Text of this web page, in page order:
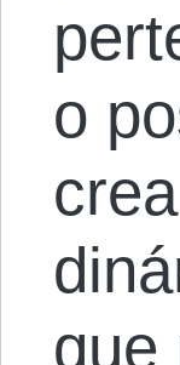
o
que